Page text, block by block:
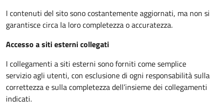
I contenuti del sito sono costantemente aggiornati, ma non si
garantisce circa la loro completezza o accuratezza.
Accesso a siti esterni collegati
I collegamenti a siti esterni sono forniti come semplice
servizio agli utenti, con esclusione di ogni responsabilità sulla
correttezza e sulla completezza dell’insieme dei collegamenti
indicati.